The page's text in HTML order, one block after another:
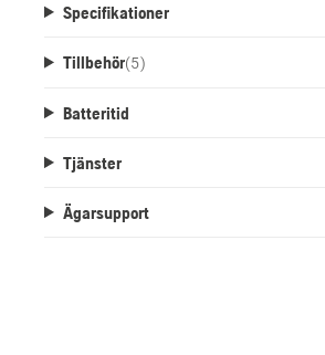
Specifikationer
Tillbehör(5)
Batteritid
Tjänster
Ägarsupport